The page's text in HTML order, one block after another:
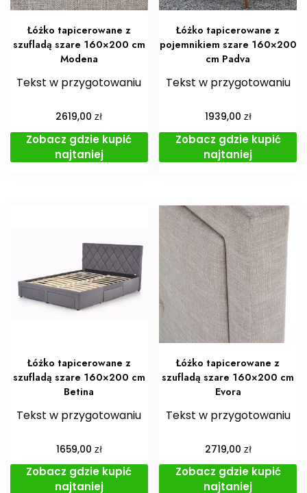
Łóżko tapicerowane z
szufladą szare 160×200 cm
Modena
Tekst w przygotowaniu
2619,00zł
Zobacz gdzie kupić
najtaniej
Łóżko tapicerowane z
pojemnikiem szare 160×200
cm Padva
Tekst w przygotowaniu
1939,00 zł
Zobacz gdzie kupić
najtaniej
Łóżko tapicerowane z
szufladą szare 160×200 cm
Betina
Tekst w przygotowaniu
1659,00 zł
Zobacz gdzie kupić
najtaniej
Łóżko tapicerowane z
szufladą szare 160×200 cm
Evora
Tekst w przygotowaniu
2719,00 zł
Zobacz gdzie kupić
najtaniej